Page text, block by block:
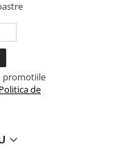
promotiile
Politica de